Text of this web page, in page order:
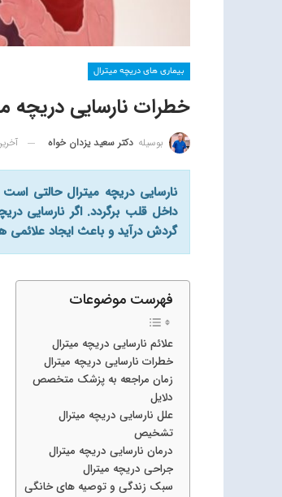
بیماری های دریچه میترال
خطرات نارسایی دریچه
بوسیله دکتر سعید یزدان خواه
نارسایی دریچه میترال حالتی
داخل قلب برگردد. اگر نارسایی
گردش درآید و باعث ایجاد
فهرست موضوعات
علائم نارسایی دریچه میترال
خطرات نارسایی دریچه میترال
زمان مراجعه به پزشک متخصص
دلایل
علل نارسایی دریچه میترال
تشخیص
درمان نارسایی دریچه میترال
جراحی دریچه میترال
سبک زندگی و توصیه های خانگی